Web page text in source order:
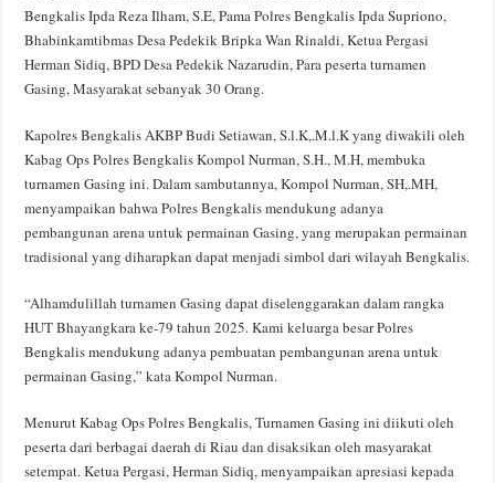
Bengkalis Ipda Reza Ilham, S.E, Pama Polres Bengkalis Ipda Supriono,
Bhabinkamtibmas Desa Pedekik Bripka Wan Rinaldi, Ketua Pergasi
Herman Sidiq, BPD Desa Pedekik Nazarudin, Para peserta turnamen
Gasing, Masyarakat sebanyak 30 Orang.
Kapolres Bengkalis AKBP Budi Setiawan, S.l.K,.M.l.K yang diwakili oleh
Kabag Ops Polres Bengkalis Kompol Nurman, S.H., M.H, membuka
turnamen Gasing ini. Dalam sambutannya, Kompol Nurman, SH,.MH,
menyampaikan bahwa Polres Bengkalis mendukung adanya
pembangunan arena untuk permainan Gasing, yang merupakan permainan
tradisional yang diharapkan dapat menjadi simbol dari wilayah Bengkalis.
“Alhamdulillah turnamen Gasing dapat diselenggarakan dalam rangka
HUT Bhayangkara ke-79 tahun 2025. Kami keluarga besar Polres
Bengkalis mendukung adanya pembuatan pembangunan arena untuk
permainan Gasing,” kata Kompol Nurman.
Menurut Kabag Ops Polres Bengkalis, Turnamen Gasing ini diikuti oleh
peserta dari berbagai daerah di Riau dan disaksikan oleh masyarakat
setempat. Ketua Pergasi, Herman Sidiq, menyampaikan apresiasi kepada